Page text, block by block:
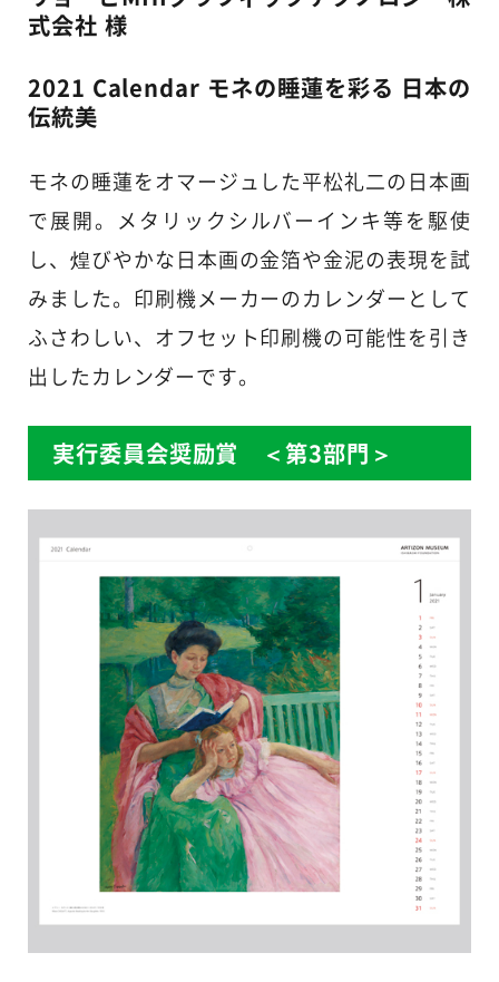
式会社 様
2021 Calendar モネの睡蓮を彩る 日本の
伝統美
モネの睡蓮をオマージュした平松礼二の日本画
で展開。メタリックシルバーインキ等を駆使
し、煌びやかな日本画の金箔や金泥の表現を試
みました。印刷機メーカーのカレンダーとして
ふさわしい、オフセット印刷機の可能性を引き
出したカレンダーです。
実行委員会奨励賞 ＜第3部門＞